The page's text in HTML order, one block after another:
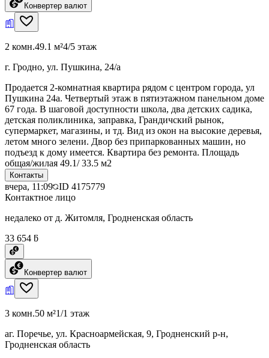
Конвертер валют
2 комн.49.1 м²4/5 этаж
г. Гродно, ул. Пушкина, 24/а
Продается 2-комнатная квартира рядом с центром города, ул
Пушкина 24а. Четвертый этаж в пятиэтажном панельном доме
67 года. В шаговой доступности школа, два детских садика,
детская поликлиника, заправка, Грандичский рынок,
супермаркет, магазины, и тд. Вид из окон на высокие деревья,
летом много зелени. Двор без припаркованных машин, но
подъезд к дому имеется. Квартира без ремонта. Площадь
общая/жилая 49.1/ 33.5 м2
Контакты
вчера, 11:09 ID 4175779
Контактное лицо
недалеко от д. Житомля, Гродненская область
33 654 ƃ
Конвертер валют
3 комн.50 м²1/1 этаж
аг. Поречье, ул. Красноармейская, 9, Гродненский р-н,
Гродненская область